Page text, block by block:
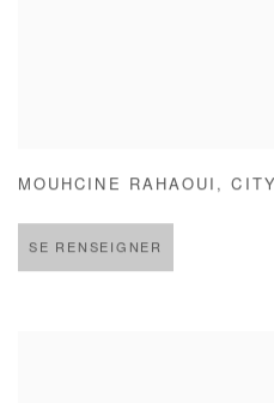
MOUHCINE RAHAOUI ,CITY
SE RENSEIGNER